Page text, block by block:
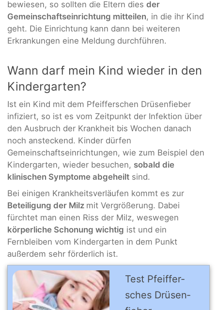
bewiesen, so sollten die Eltern dies der
Gemeinschaftseinrichtung mitteilen, in die ihr Kind
geht. Die Einrichtung kann dann bei weiteren
Erkrankungen eine Meldung durchführen.
Wann darf mein Kind wieder in den
Kindergarten?
Ist ein Kind mit dem Pfeifferschen Drüsenfieber
infiziert, so ist es vom Zeitpunkt der Infektion über
den Ausbruch der Krankheit bis Wochen danach
noch ansteckend. Kinder dürfen
Gemeinschaftseinrichtungen, wie zum Beispiel den
Kindergarten, wieder besuchen, sobald die
klinischen Symptome abgeheilt sind.
Bei einigen Krankheitsverläufen kommt es zur
Beteiligung der Milz mit Vergrößerung. Dabei
fürchtet man einen Riss der Milz, weswegen
körperliche Schonung wichtig ist und ein
Fernbleiben vom Kindergarten in dem Punkt
außerdem sehr förderlich ist.
Test Pfeiffer­
sches Drü­sen­